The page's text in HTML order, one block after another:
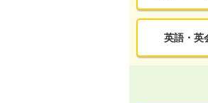
英語・英